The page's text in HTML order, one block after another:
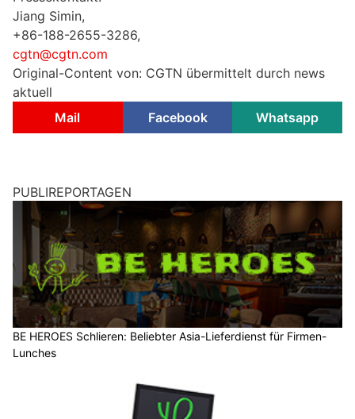
Jiang Simin,
+86-188-2655-3286,
cgtn@cgtn.com
Original-Content von: CGTN übermittelt durch news
aktuell
Mail
Facebook Whatsapp
PUBLIREPORTAGEN
BE HEROES Schlieren: Beliebter Asia-Lieferdienst für Firmen-
Lunches